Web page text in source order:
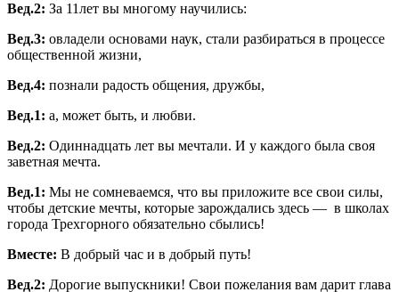
Вед.2: За 11лет вы многому научились:
Вед.3: овладели основами наук, стали разбираться в процессе
общественной жизни,
Вед.4: познали радость общения, дружбы,
Вед.1: а, может быть, и любви.
Вед.2: Одиннадцать лет вы мечтали. И у каждого была своя
заветная мечта.
Вед.1: Мы не сомневаемся, что вы приложите все свои силы,
чтобы детские мечты, которые зарождались здесь — в школах
города Трехгорного обязательно сбылись!
Вместе: В добрый час и в добрый путь!
Вед.2: Дорогие выпускники! Свои пожелания вам дарит глава